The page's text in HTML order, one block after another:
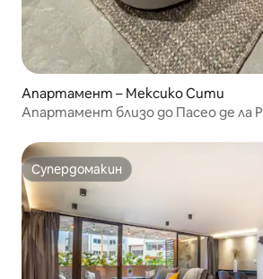
Апартамент – Мексико Сити
Апартамент близо до Пасео де ла
Супердомакин
Супердомакин